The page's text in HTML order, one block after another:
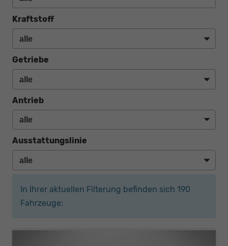
Kraftstoff
Getriebe
Antrieb
Ausstattungslinie
In Ihrer aktuellen Filterung befinden sich 190
Fahrzeuge: